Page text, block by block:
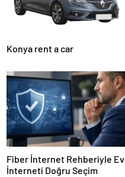
Konya rent a car
Fiber İnternet Rehberiyle Ev
İnterneti Doğru Seçim